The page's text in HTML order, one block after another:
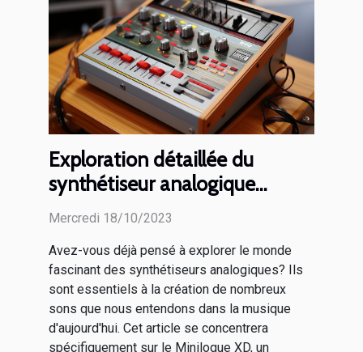
Exploration détaillée du
synthétiseur analogique
Minilogue XD
Mercredi 18/10/2023
Avez-vous déjà pensé à explorer le monde
fascinant des synthétiseurs analogiques? Ils
sont essentiels à la création de nombreux
sons que nous entendons dans la musique
d'aujourd'hui. Cet article se concentrera
spécifiquement sur le Minilogue XD, un